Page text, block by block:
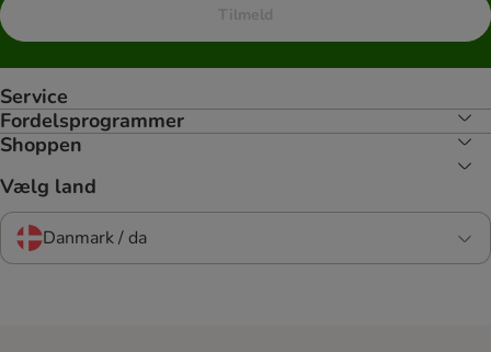
Tilmeld
Service
Fordelsprogrammer
Shoppen
Vælg land
Danmark / da